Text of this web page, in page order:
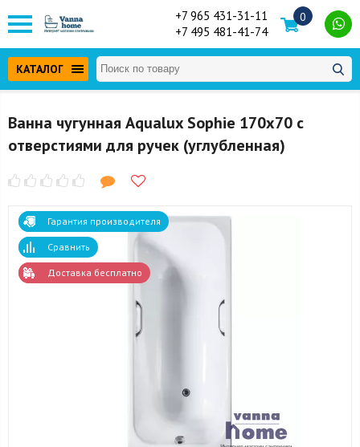
+7 965 431-31-11
+7 495 481-41-74
0
КАТАЛОГ
Ванна чугунная Aqualux Sophie 170x70 с
отверстиями для ручек (углубленная)
Гарантия производителя
Сравнить
Доставка бесплатно